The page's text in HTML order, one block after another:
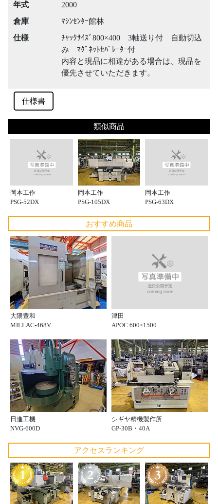
年式
2000
倉庫
ﾏｼﾝｾﾝﾀｰ館林
仕様
ﾁｬｯｸｻｲｽﾞ800×400 3軸送り付 自動切込
み ﾏｸﾞﾈｯﾄｾﾊﾟﾚｰﾀｰ付
内容と現品に相違がある場合は、現品を
優先させていただきます。
仕様書
類似商品
岡本工作
PSG-52DX
岡本工作
PSG-105DX
岡本工作
PSG-63DX
おすすめ商品
大隈豊和
MILLAC-468V
津田
APOC 600×1500
日進工機
NVG-600D
シギヤ精機製作所
GP-30B・40A
アクセスランキング